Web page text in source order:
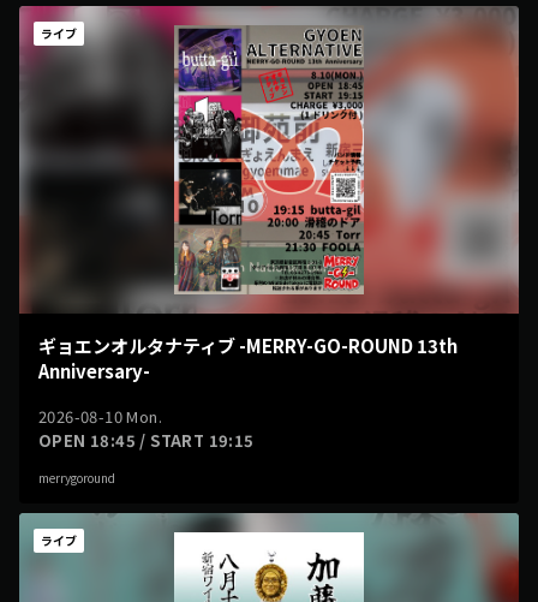
ライブ
ギョエンオルタナティブ -MERRY-GO-ROUND 13th
Anniversary-
2026-08-10 Mon.
OPEN 18:45 / START 19:15
merrygoround
ライブ